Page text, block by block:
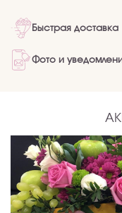
Быстрая доставка
Фото и